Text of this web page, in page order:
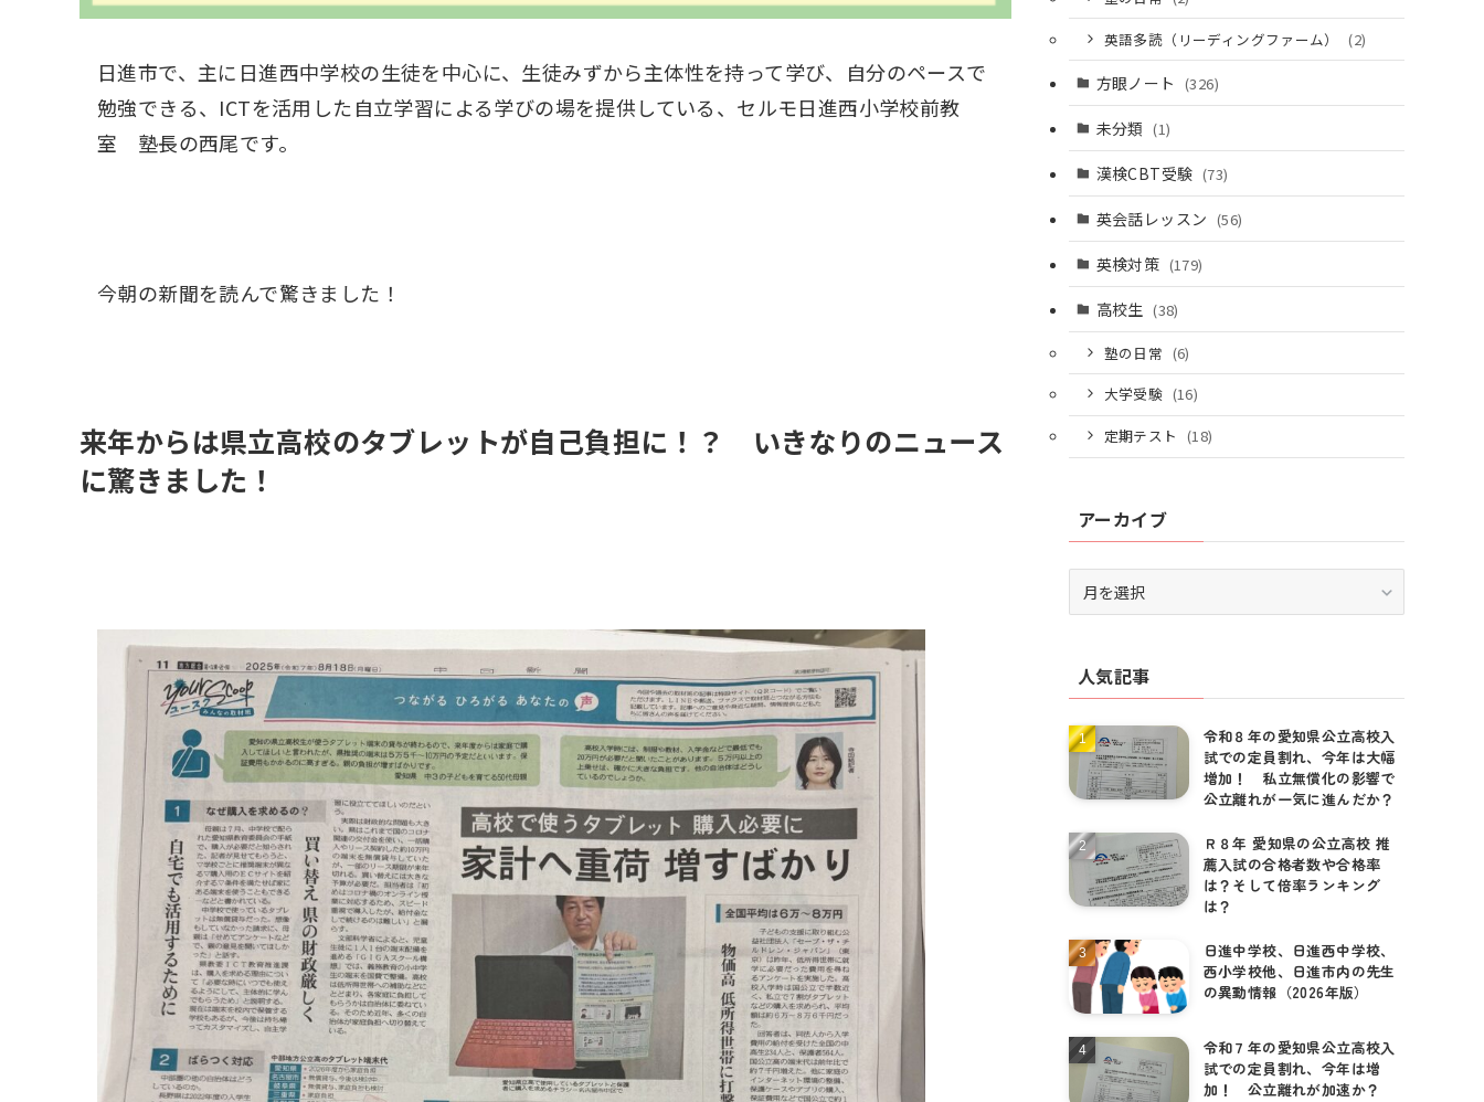
日進市で、主に日進西中学校の生徒を中心に、生徒みずから主体性を持って学び、自分のペースで
勉強できる、ICTを活用した自立学習による学びの場を提供している、セルモ日進西小学校前教
室 塾長の西尾です。
今朝の新聞を読んで驚きました！
来年からは県立高校のタブレットが自己負担に！？ いきなりのニュース
に驚きました！
英語多読（リーディングファーム）
(2)
方眼ノート (326)
未分類 (1)
漢検CBT受験 (73)
英会話レッスン (56)
英検対策 (179)
高校生 (38)
塾の日常 (6)
大学受験 (16)
定期テスト (18)
アーカイブ
ー
ブ人気記事
令和８年の愛知県公立高校入
試での定員割れ、今年は大幅
増加！ 私立無償化の影響で
公立離れが一気に進んだか？
Ｒ８年 愛知県の公立高校 推
薦入試の合格者数や合格率
は？そして倍率ランキング
は？
日進中学校、日進西中学校、
西小学校他、日進市内の先生
の異動情報（2026年版）
令和７年の愛知県公立高校入
試での定員割れ、今年は増
加！ 公立離れが加速か？